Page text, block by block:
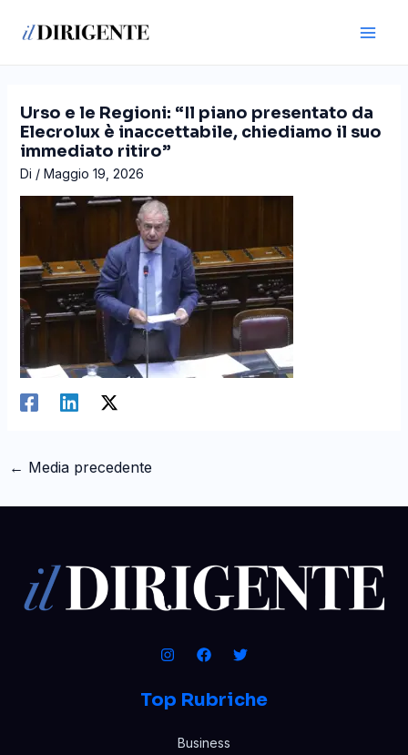
Urso e le Regioni: “Il piano presentato da
Elecrolux è inaccettabile, chiediamo il suo
immediato ritiro”
Di / Maggio 19, 2026
articoli
← Media precedente
Top Rubriche
Business